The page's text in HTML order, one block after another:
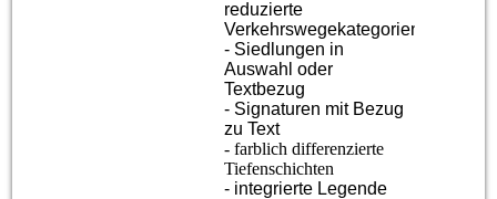
reduzierte
Verkehrswegekategorien
- Siedlungen in
Auswahl oder
Textbezug
- Signaturen mit Bezug
zu Text
- farblich differenzierte
Tiefenschichten
- integrierte Legende